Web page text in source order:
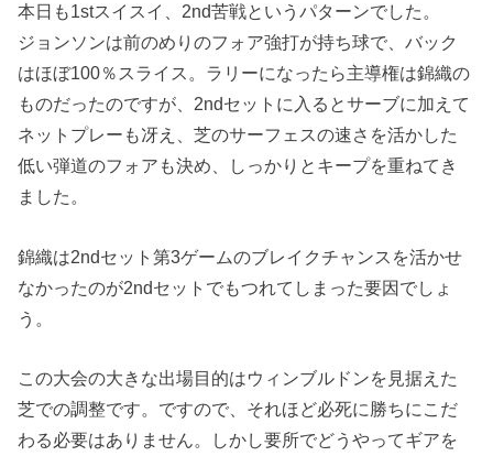
本日も1stスイスイ、2nd苦戦というパターンでした。
ジョンソンは前のめりのフォア強打が持ち球で、バック
はほぼ100％スライス。ラリーになったら主導権は錦織の
ものだったのですが、2ndセットに入るとサーブに加えて
ネットプレーも冴え、芝のサーフェスの速さを活かした
低い弾道のフォアも決め、しっかりとキープを重ねてき
ました。
錦織は2ndセット第3ゲームのブレイクチャンスを活かせ
なかったのが2ndセットでもつれてしまった要因でしょ
う。
この大会の大きな出場目的はウィンブルドンを見据えた
芝での調整です。ですので、それほど必死に勝ちにこだ
わる必要はありません。しかし要所でどうやってギアを